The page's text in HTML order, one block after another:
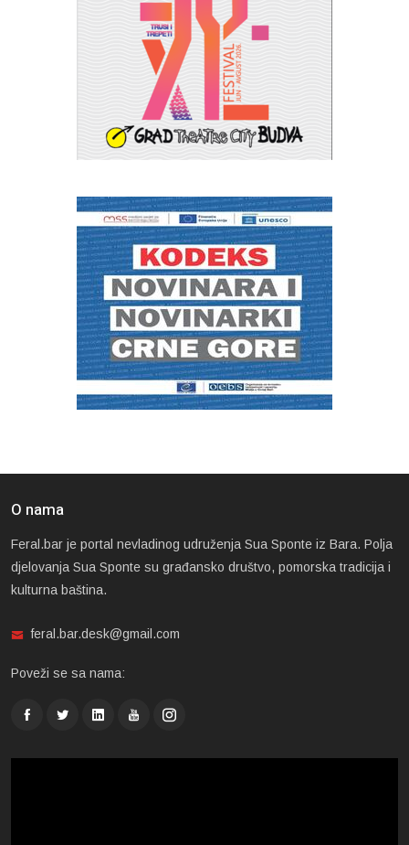
O nama
Feral.bar je portal nevladinog udruženja Sua Sponte iz Bara. Polja
djelovanja Sua Sponte su građansko društvo, pomorska tradicija i
kulturna baština.
feral.bar.desk@gmail.com
Poveži se sa nama: